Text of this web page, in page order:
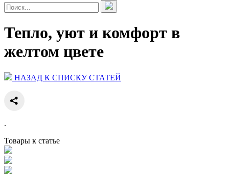
Тепло, уют и комфорт в
желтом цвете
НАЗАД К СПИСКУ СТАТЕЙ
.
Товары к статье